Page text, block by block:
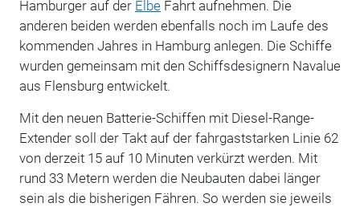
Hamburger auf der ElbeFahrt aufnehmen. Die
anderen beiden werden ebenfalls noch im Laufe des
kommenden Jahres in Hamburg anlegen. Die Schiffe
wurden gemeinsam mit den Schiffsdesignern Navalue
aus Flensburg entwickelt.
Mit den neuen Batterie-Schiffen mit Diesel-Range-
Extender soll der Takt auf der fahrgaststarken Linie 62
von derzeit 15 auf 10 Minuten verkürzt werden. Mit
rund 33 Metern werden die Neubauten dabei länger
sein als die bisherigen Fähren. So werden sie jeweils